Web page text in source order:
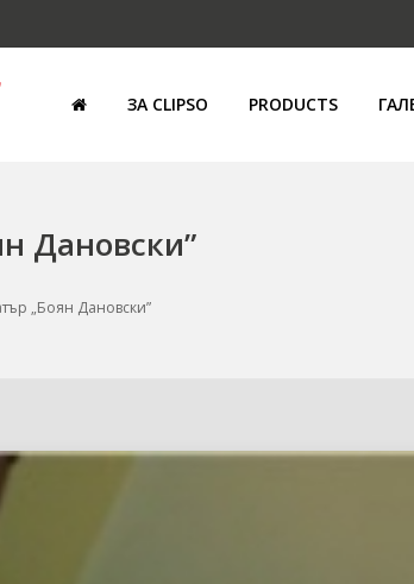
ЗА CLIPSO PRODUCTS
Дановски”
„Боян Дановски”